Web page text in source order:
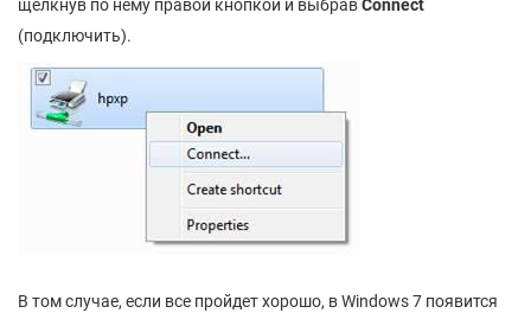
щелкнув по нему правой кнопкой и выбравConnect
(подключить).
В том случае, если все пройдет хорошо, в Windows 7 появится